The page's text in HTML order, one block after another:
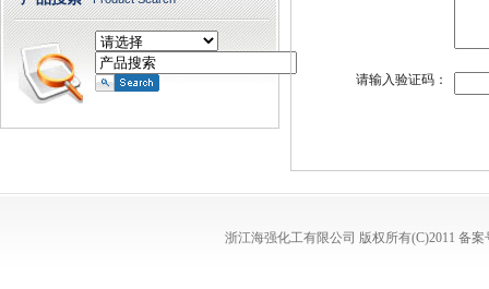
请输入验证码：
浙江海强化工有限公司 版权所有(C)2011 备案